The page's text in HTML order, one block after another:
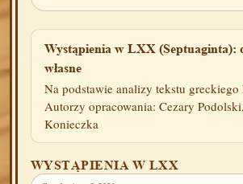
Wystąpienia w LXX (Septuaginta):
własne
Na podstawie analizy tekstu
Autorzy opracowania: Cezary
Konieczka
WYSTĄPIENIA W LXX